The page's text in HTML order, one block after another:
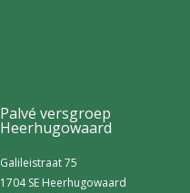
Palvé versgroep
Heerhugowaard
Galileistraat 75
1704 SE Heerhugowaard